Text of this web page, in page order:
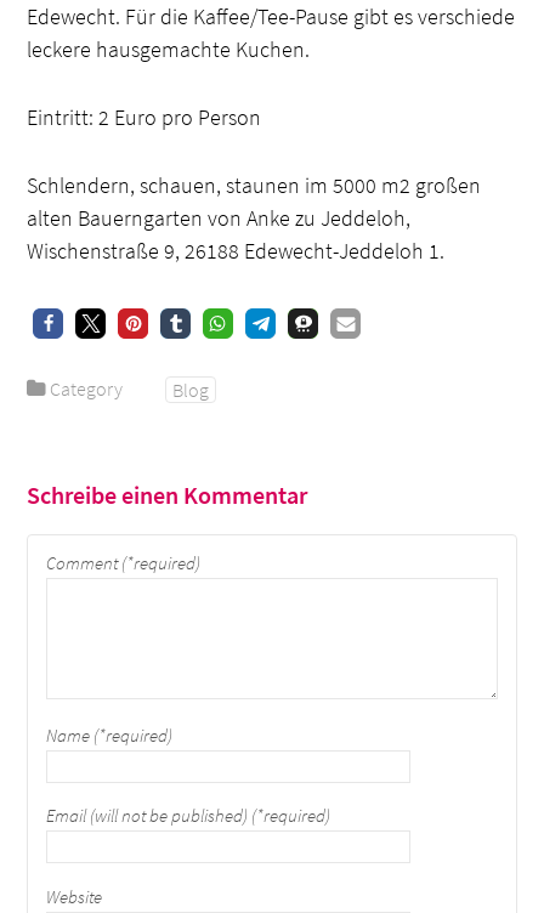
Edewecht. Für die Kaffee/Tee-Pause gibt es verschiede
leckere hausgemachte Kuchen.
Eintritt: 2 Euro pro Person
Schlendern, schauen, staunen im 5000 m2 großen
alten Bauerngarten von Anke zu Jeddeloh,
Wischenstraße 9, 26188 Edewecht-Jeddeloh 1.
Category Blog
Schreibe einen Kommentar
Comment (*required)
Name (*required)
Email (will not be published) (*required)
Website